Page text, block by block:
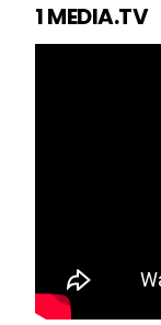
1 MEDIA.TV